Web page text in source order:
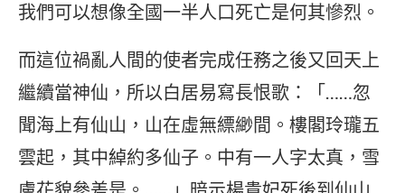
我們可以想像全國一半人口死亡是何其慘烈。
而這位禍亂人間的使者完成任務之後又回天上
繼續當神仙，所以白居易寫長恨歌：「……忽
聞海上有仙山，山在虛無縹緲間。樓閣玲瓏五
雲起，其中綽約多仙子。中有一人字太真，雪